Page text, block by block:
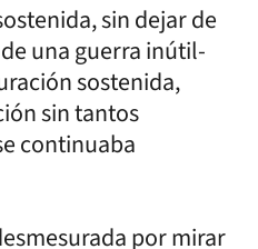
sin dejar de
una guerra inútil-
sostenida,
sin tantos
continuaba
por mirar